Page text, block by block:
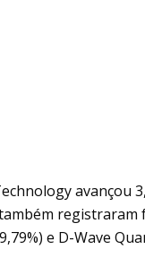
avançou
registraram
e D-Wave